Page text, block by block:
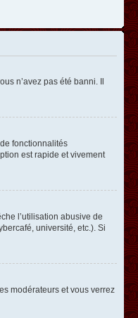
n’avez pas été banni. Il
fonctionnalités
est rapide et vivement
l’utilisation abusive de
université, etc.). Si
modérateurs et vous verrez